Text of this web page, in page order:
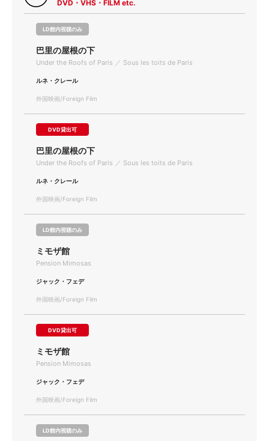
DVD・VHS・FILM etc.
LD館内視聴のみ
巴里の屋根の下
Under the Roofs of Paris ／ Sous les toits de Paris
ルネ・クレール
外国映画/Foreign Film
DVD貸出可
巴里の屋根の下
Under the Roofs of Paris ／ Sous les toits de Paris
ルネ・クレール
外国映画/Foreign Film
LD館内視聴のみ
ミモザ館
Pension Mimosas
ジャック・フェデ
外国映画/Foreign Film
DVD貸出可
ミモザ館
Pension Mimosas
ジャック・フェデ
外国映画/Foreign Film
LD館内視聴のみ